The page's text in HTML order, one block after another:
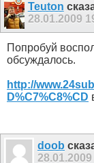
Teuton
28.01.2009
Попробуй
обсуждалось.
http://
D%C7%C8%CD
doob
28.01.2009